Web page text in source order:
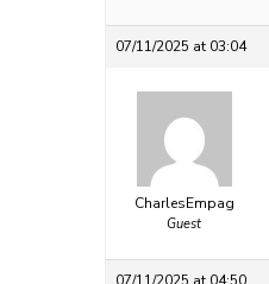
07/11/2025 at 03:04
CharlesEmpag
Guest